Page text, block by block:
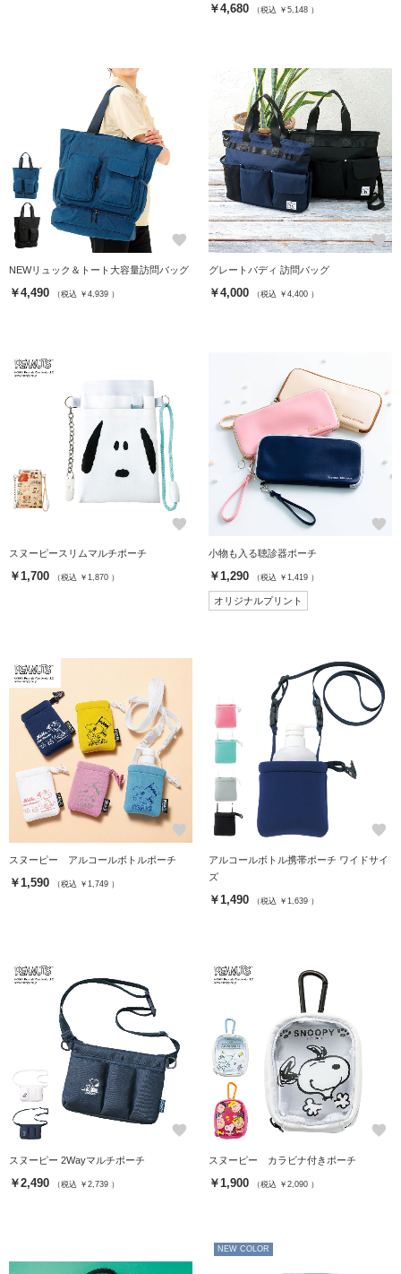
￥4,680 （税込 ￥5,148 ）
favorite
NEWリュック＆トート大容量訪問バッグ
￥4,490 （税込 ￥4,939 ）
favorite
グレートバディ 訪問バッグ
￥4,000 （税込 ￥4,400 ）
favorite
スヌーピースリムマルチポーチ
￥1,700 （税込 ￥1,870 ）
favorite
小物も入る聴診器ポーチ
￥1,290 （税込 ￥1,419 ）
オリジナルプリント
favorite
スヌーピー アルコールボトルポーチ
￥1,590 （税込 ￥1,749 ）
favorite
アルコールボトル携帯ポーチ ワイドサイ
ズ
￥1,490 （税込 ￥1,639 ）
favorite
スヌーピー 2Wayマルチポーチ
￥2,490 （税込 ￥2,739 ）
favorite
スヌーピー カラビナ付きポーチ
￥1,900 （税込 ￥2,090 ）
NEW COLOR